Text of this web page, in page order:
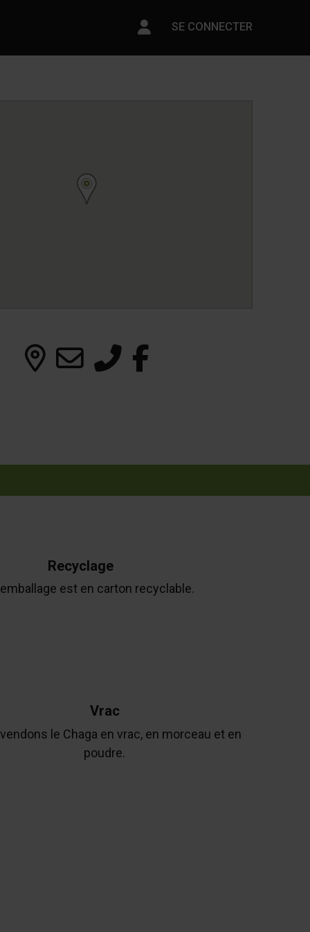
Paramètres du compte
SE CONNECTER
Recyclage
est en carton recyclable.
Vrac
le Chaga en vrac, en morceau et en
poudre.